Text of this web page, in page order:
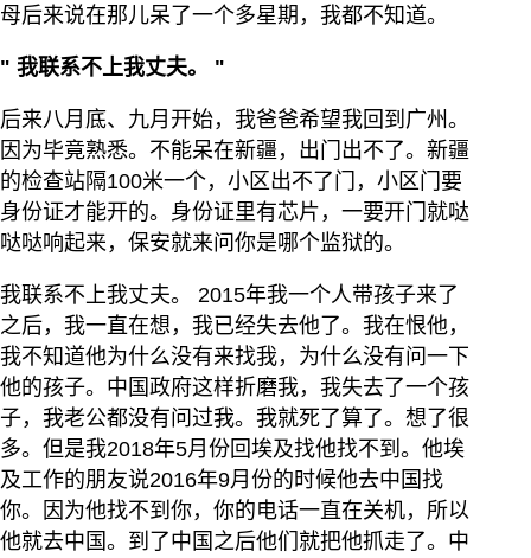
母后来说在那儿呆了一个多星期，我都不知道。
" 我联系不上我丈夫。 "
后来八月底、九月开始，我爸爸希望我回到广州。
因为毕竟熟悉。不能呆在新疆，出门出不了。新疆
的检查站隔100米一个，小区出不了门，小区门要
身份证才能开的。身份证里有芯片，一要开门就哒
哒哒响起来，保安就来问你是哪个监狱的。
我联系不上我丈夫。 2015年我一个人带孩子来了
之后，我一直在想，我已经失去他了。我在恨他，
我不知道他为什么没有来找我，为什么没有问一下
他的孩子。中国政府这样折磨我，我失去了一个孩
子，我老公都没有问过我。我就死了算了。想了很
多。但是我2018年5月份回埃及找他找不到。他埃
及工作的朋友说2016年9月份的时候他去中国找
你。因为他找不到你，你的电话一直在关机，所以
他就去中国。到了中国之后他们就把他抓走了。中